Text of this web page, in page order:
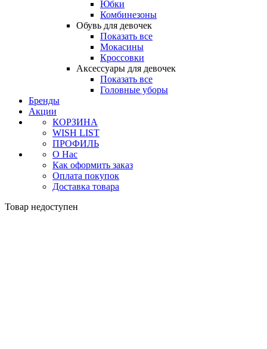
Юбки
Комбинезоны
Обувь для девочек
Показать все
Мокасины
Кроссовки
Аксессуары для девочек
Показать все
Головные уборы
Бренды
Акции
КОРЗИНА
WISH LIST
ПРОФИЛЬ
О Нас
Как оформить заказ
Оплата покупок
Доставка товара
Товар недоступен